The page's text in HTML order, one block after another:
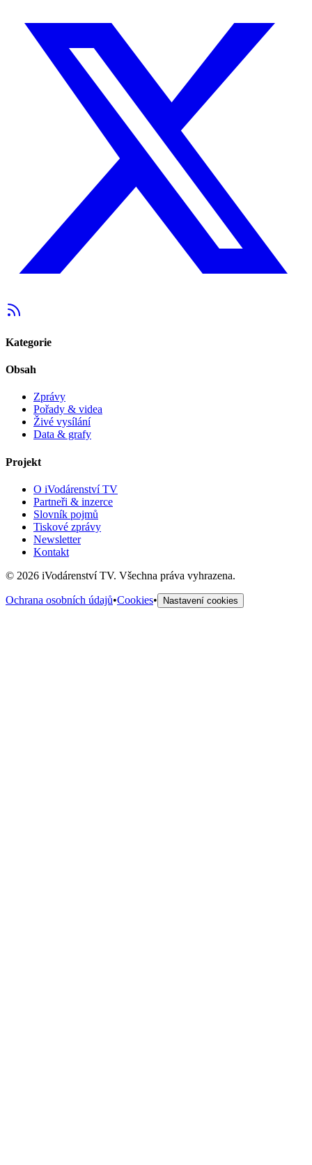
Kategorie
Obsah
Zprávy
Pořady & videa
Živé vysílání
Data & grafy
Projekt
O iVodárenství TV
Partneři & inzerce
Slovník pojmů
Tiskové zprávy
Newsletter
Kontakt
© 2026 iVodárenství TV. Všechna práva vyhrazena.
Ochrana osobních údajů•Cookies• Nastavení cookies